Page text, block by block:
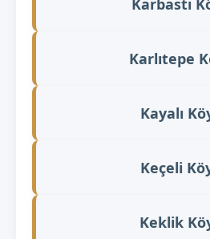
Karlıtepe
Kayalı
Keçeli
Keklik